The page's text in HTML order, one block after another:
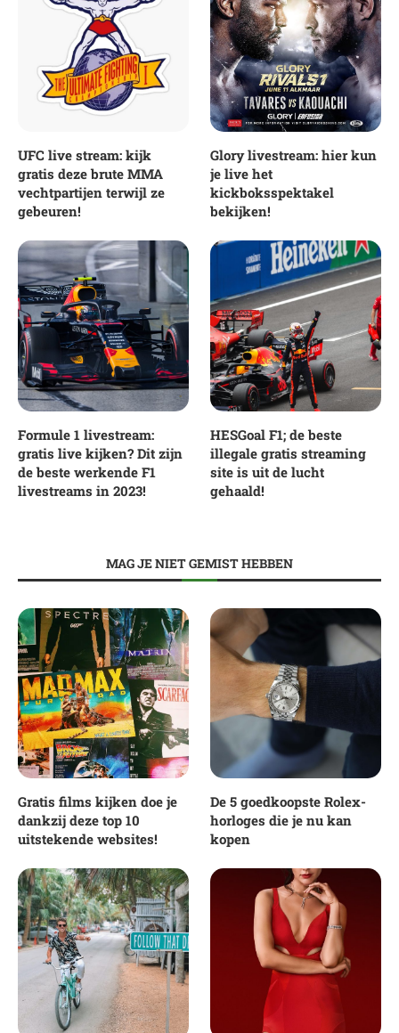
UFC live stream: kijk
gratis deze brute MMA
vechtpartijen terwijl ze
gebeuren!
Glory livestream: hier kun
je live het
kickboksspektakel
bekijken!
Formule 1 livestream:
gratis live kijken? Dit zijn
de beste werkende F1
livestreams in 2023!
HESGoal F1; de beste
illegale gratis streaming
site is uit de lucht
gehaald!
MAG JE NIET GEMIST HEBBEN
Gratis films kijken doe je
dankzij deze top 10
uitstekende websites!
De 5 goedkoopste Rolex-
horloges die je nu kan
kopen